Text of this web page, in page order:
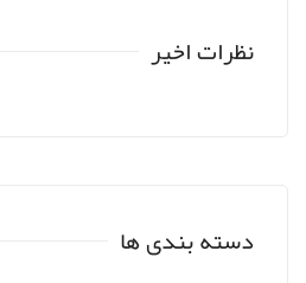
نظرات اخیر
دسته بندی ها